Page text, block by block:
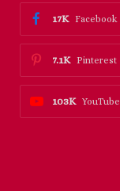
Facebook
17K
Pinterest
7.1K
YouTube
103K